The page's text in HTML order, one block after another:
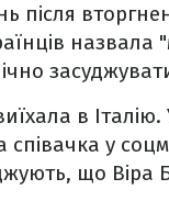
після
в
співачка у
що